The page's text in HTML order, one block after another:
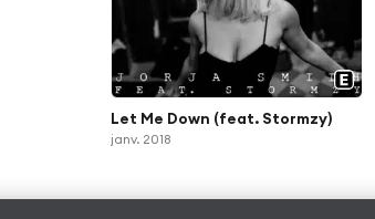
Let Me Down (feat. Stormzy)
janv. 2018